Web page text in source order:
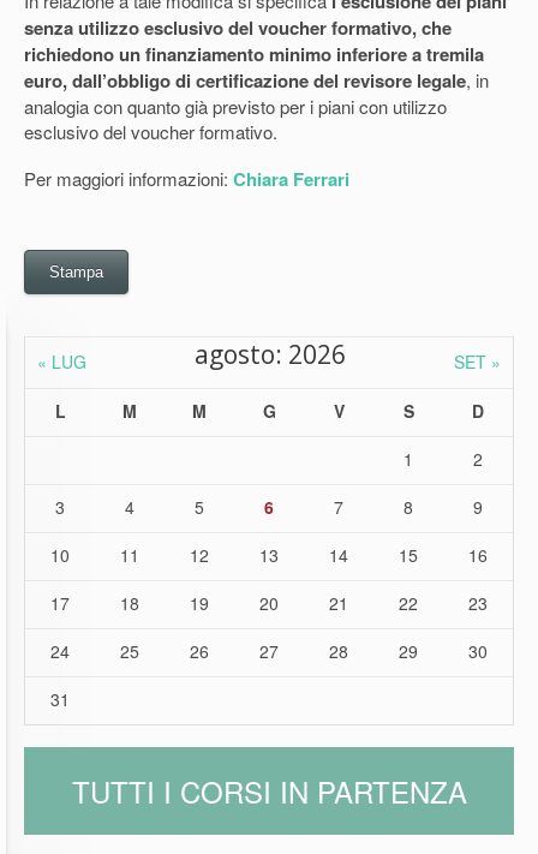
senza utilizzo esclusivo del voucher formativo, che
richiedono un finanziamento minimo inferiore a tremila
euro, dall’obbligo di certificazione del revisore legale, in
analogia con quanto già previsto per i piani con utilizzo
esclusivo del voucher formativo.
Per maggiori informazioni: Chiara Ferrari
Stampa
« LUG SET »
agosto: 2026
L M M G V S
D
1
2
3
4 5 6 7 8
9
10
11 12 13 14 15
16
17
18 19 20 21 22
23
24
25 26 27 28 29
30
31
TUTTI I CORSI IN PARTENZA